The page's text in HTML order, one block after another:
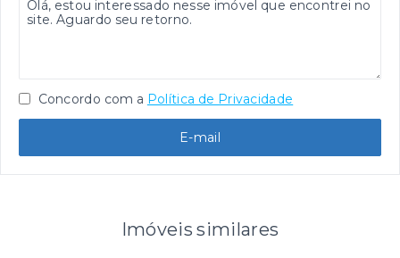
Concordo com a Política de Privacidade
E-mail
Imóveis similares